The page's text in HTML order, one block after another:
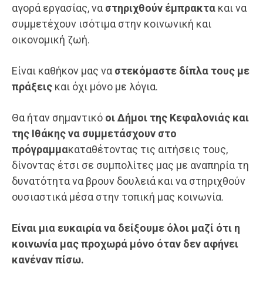
αγορά εργασίας, να στηριχθούν έμπρακτα και να
συμμετέχουν ισότιμα στην κοινωνική και
οικονομική ζωή.
Είναι καθήκον μας να στεκόμαστε δίπλα τους με
πράξεις και όχι μόνο με λόγια.
Θα ήταν σημαντικό οι Δήμοι της Κεφαλονιάς και
της Ιθάκης να συμμετάσχουν στο
πρόγραμμακαταθέτοντας τις αιτήσεις τους,
δίνοντας έτσι σε συμπολίτες μας με αναπηρία τη
δυνατότητα να βρουν δουλειά και να στηριχθούν
ουσιαστικά μέσα στην τοπική μας κοινωνία.
Είναι μια ευκαιρία να δείξουμε όλοι μαζί ότι η
κοινωνία μας προχωρά μόνο όταν δεν αφήνει
κανέναν πίσω.